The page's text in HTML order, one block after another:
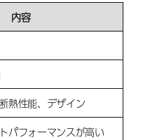
内容
熱性能、デザイン
パフォーマンスが高い